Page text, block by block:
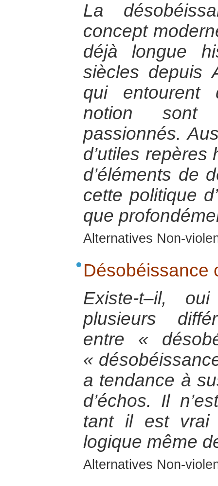
La
concept
déjà longue
siècles depuis
qui
notion
passionnés.
d’utiles repères
d’éléments de
cette politique
que
Alternatives Non-
Désobéissance
Existe-t–il,
plusieurs
entre «
«
a tendance à
d’échos. Il
tant il est vrai
logique même
Alternatives Non-